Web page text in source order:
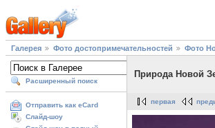
Галерея Фото достопримечательностей Фото
Расширенный поиск
Отправить как eCard
Слайд-шоу
Природа Новой
первая